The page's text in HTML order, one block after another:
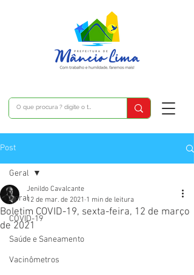
Post
Geral
COVID-19
Saúde e Saneamento
Vacinômetros
Geral
Boletim COVID-19, sexta-feira, 12 de março
de 2021
Jenildo Cavalcante
12 de mar. de 2021 1 min de leitura